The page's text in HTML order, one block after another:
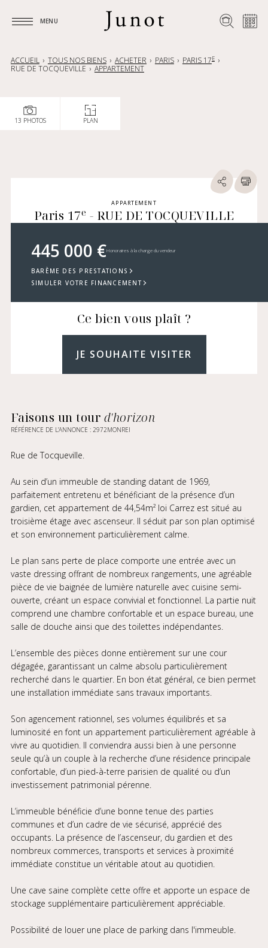
MENU
ACCUEIL TOUS NOS BIENS ACHETER PARIS PARIS 17E
RUE DE TOCQUEVILLE APPARTEMENT
13 PHOTOS PLAN
APPARTEMENT
Paris 17e - RUE DE TOCQUEVILLE
445 000 €Honoraires à la charge du vendeur
BARÈME DES PRESTATIONS
SIMULER VOTRE FINANCEMENT
Ce bien vous plaît ?
JE SOUHAITE VISITER
Faisons un tour d'horizon
RÉFÉRENCE DE L’ANNONCE : 2972MONREI
Rue de Tocqueville.
Au sein d’un immeuble de standing datant de 1969,
parfaitement entretenu et bénéficiant de la présence d’un
gardien, cet appartement de 44,54m² loi Carrez est situé au
troisième étage avec ascenseur. Il séduit par son plan optimisé
et son environnement particulièrement calme.
Le plan sans perte de place comporte une entrée avec un
vaste dressing offrant de nombreux rangements, une agréable
pièce de vie baignée de lumière naturelle avec cuisine semi-
ouverte, créant un espace convivial et fonctionnel. La partie nuit
comprend une chambre confortable et un espace bureau, une
salle de douche ainsi que des toilettes indépendantes.
L’ensemble des pièces donne entièrement sur une cour
dégagée, garantissant un calme absolu particulièrement
recherché dans le quartier. En bon état général, ce bien permet
une installation immédiate sans travaux importants.
Son agencement rationnel, ses volumes équilibrés et sa
luminosité en font un appartement particulièrement agréable à
vivre au quotidien. Il conviendra aussi bien à une personne
seule qu’à un couple à la recherche d’une résidence principale
confortable, d’un pied-à-terre parisien de qualité ou d’un
investissement patrimonial pérenne.
L’immeuble bénéficie d’une bonne tenue des parties
communes et d’un cadre de vie sécurisé, apprécié des
occupants. La présence de l’ascenseur, du gardien et des
nombreux commerces, transports et services à proximité
immédiate constitue un véritable atout au quotidien.
Une cave saine complète cette offre et apporte un espace de
stockage supplémentaire particulièrement appréciable.
Possibilité de louer une place de parking dans l'immeuble.